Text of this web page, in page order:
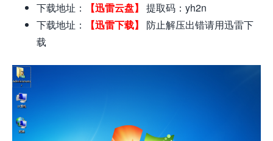
下载地址：
【迅雷云盘】 提取码：yh2n
下载地址：
【迅雷下载】
防止解压出错请用迅雷下
载